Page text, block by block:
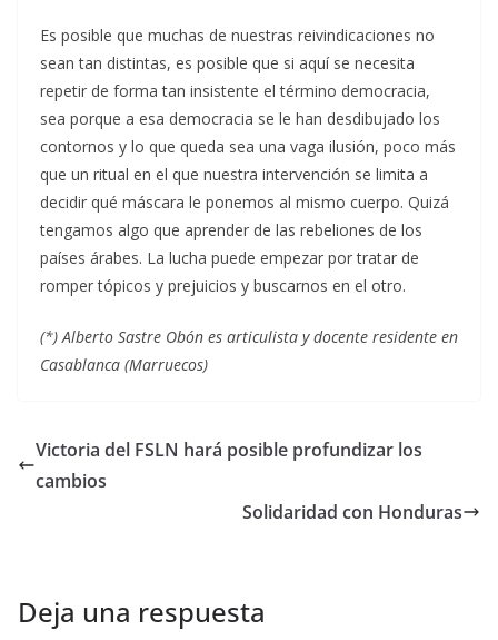
Es posible que muchas de nuestras reivindicaciones no
sean tan distintas, es posible que si aquí se necesita
repetir de forma tan insistente el término democracia,
sea porque a esa democracia se le han desdibujado los
contornos y lo que queda sea una vaga ilusión, poco más
que un ritual en el que nuestra intervención se limita a
decidir qué máscara le ponemos al mismo cuerpo. Quizá
tengamos algo que aprender de las rebeliones de los
países árabes. La lucha puede empezar por tratar de
romper tópicos y prejuicios y buscarnos en el otro.
(*) Alberto Sastre Obón es articulista y docente residente en
Casablanca (Marruecos)
Victoria del FSLN hará posible profundizar los
cambios
Solidaridad con Honduras
Deja una respuesta